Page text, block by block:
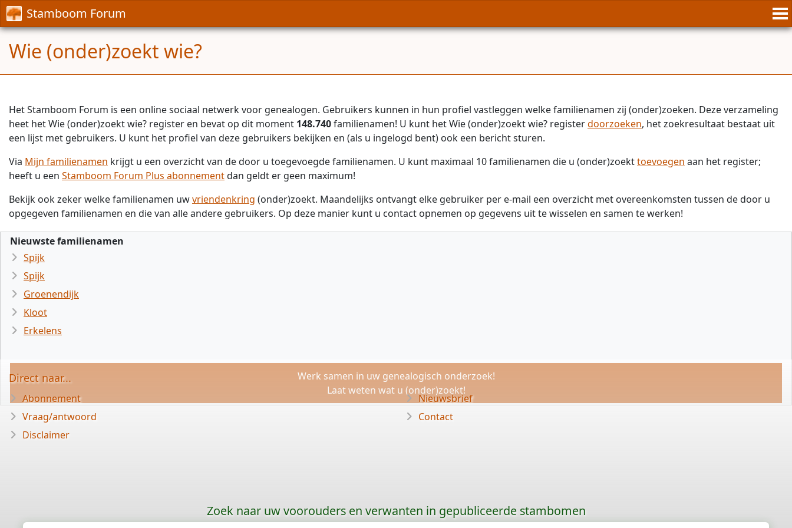
Stamboom Forum
Wie (onder)zoekt wie?
Het Stamboom Forum is een online sociaal netwerk voor genealogen. Gebruikers kunnen in hun profiel vastleggen welke familienamen zij (onder)zoeken. Deze verzameling
heet het Wie (onder)zoekt wie? register en bevat op dit moment 148.740familienamen! U kunt het Wie (onder)zoekt wie? registerdoorzoeken, het zoekresultaat bestaat uit
een lijst met gebruikers. U kunt het profiel van deze gebruikers bekijken en (als u ingelogd bent) ook een bericht sturen.
Via Mijn familienamen krijgt u een overzicht van de door u toegevoegde familienamen. U kunt maximaal 10 familienamen die u (onder)zoekttoevoegen aan het register;
heeft u een Stamboom Forum Plus abonnementdan geldt er geen maximum!
Bekijk ook zeker welke familienamen uwvriendenkring (onder)zoekt. Maandelijks ontvangt elke gebruiker per e-mail een overzicht met overeenkomsten tussen de door u
opgegeven familienamen en die van alle andere gebruikers. Op deze manier kunt u contact opnemen op gegevens uit te wisselen en samen te werken!
Nieuwste familienamen
Spijk
Spijk
Groenendijk
Kloot
Erkelens
Werk samen in uw genealogisch onderzoek!
Laat weten wat u (onder)zoekt!
Direct naar...
Abonnement
Vraag/antwoord
Disclaimer
Nieuwsbrief
Contact
Zoek naar uw voorouders en verwanten in gepubliceerde stambomen